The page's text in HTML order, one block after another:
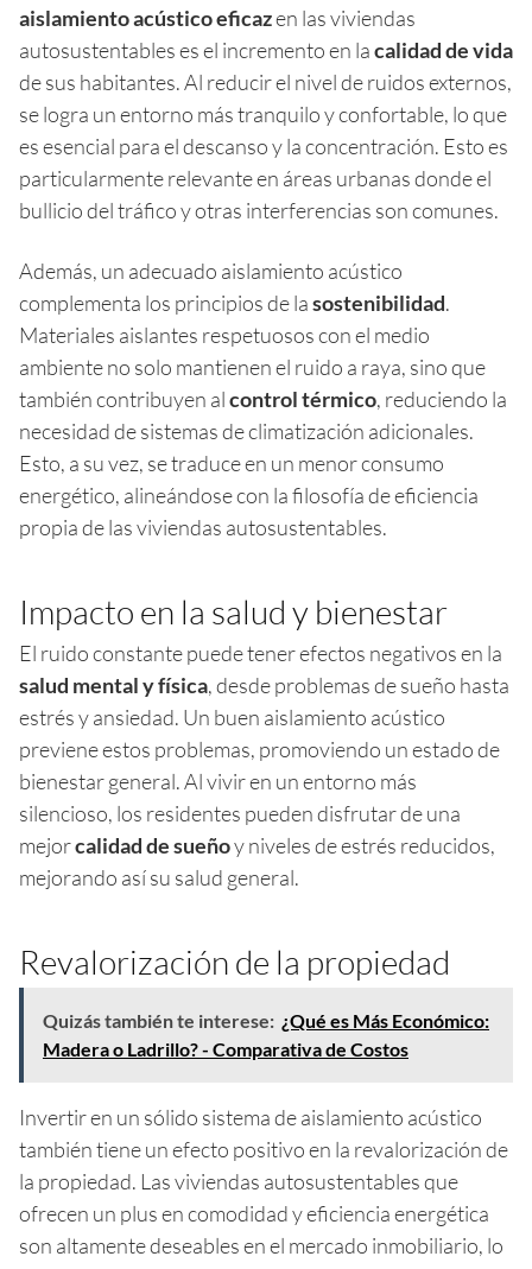
aislamiento acústico eficazen las viviendas
autosustentables es el incremento en lacalidad de vida
de sus habitantes. Al reducir el nivel de ruidos externos,
se logra un entorno más tranquilo y confortable, lo que
es esencial para el descanso y la concentración. Esto es
particularmente relevante en áreas urbanas donde el
bullicio del tráfico y otras interferencias son comunes.
Además, un adecuado aislamiento acústico
complementa los principios de lasostenibilidad.
Materiales aislantes respetuosos con el medio
ambiente no solo mantienen el ruido a raya, sino que
también contribuyen alcontrol térmico, reduciendo la
necesidad de sistemas de climatización adicionales.
Esto, a su vez, se traduce en un menor consumo
energético, alineándose con la filosofía de eficiencia
propia de las viviendas autosustentables.
Impacto en la salud y bienestar
El ruido constante puede tener efectos negativos en la
salud mental y física, desde problemas de sueño hasta
estrés y ansiedad. Un buen aislamiento acústico
previene estos problemas, promoviendo un estado de
bienestar general. Al vivir en un entorno más
silencioso, los residentes pueden disfrutar de una
mejorcalidad de sueñoy niveles de estrés reducidos,
mejorando así su salud general.
Revalorización de la propiedad
Quizás también te interese: ¿Qué es Más Económico:
Madera o Ladrillo? - Comparativa de Costos
Invertir en un sólido sistema de aislamiento acústico
también tiene un efecto positivo en la revalorización de
la propiedad. Las viviendas autosustentables que
ofrecen un plus en comodidad y eficiencia energética
son altamente deseables en el mercado inmobiliario, lo